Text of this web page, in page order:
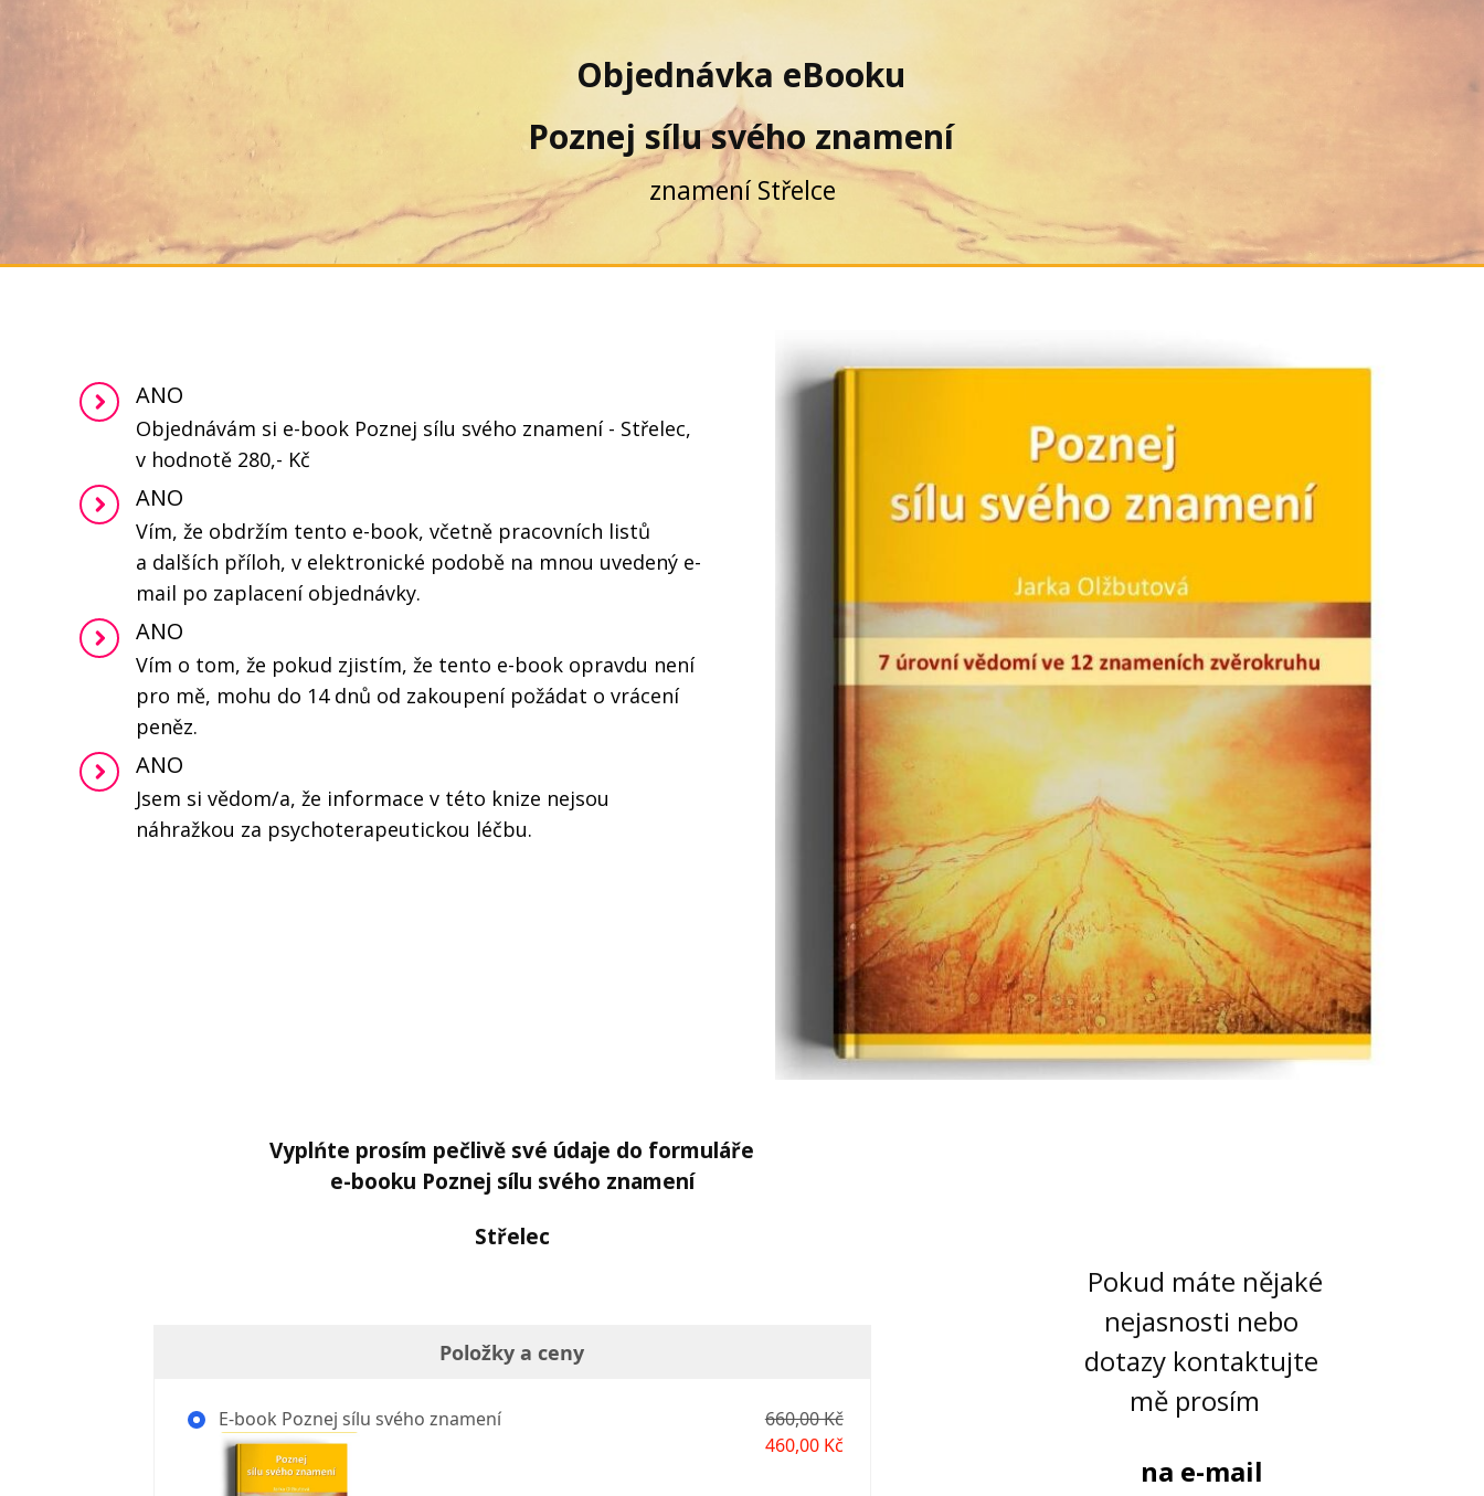
Objednávka eBooku
Poznej sílu svého znamení
znamení Střelce
ANO
Objednávám si e-book Poznej sílu svého znamení - Střelec,
v hodnotě 280,- Kč
ANO
Vím, že obdržím tento e-book, včetně pracovních listů
a dalších příloh, v elektronické podobě na mnou uvedený e-
mail po zaplacení objednávky.
ANO
Vím o tom, že pokud zjistím, že tento e-book opravdu není
pro mě, mohu do 14 dnů od zakoupení požádat o vrácení
peněz.
ANO
Jsem si vědom/a, že informace v této knize nejsou
náhražkou za psychoterapeutickou léčbu.
Vyplńte prosím pečlivě své údaje do formuláře
e-booku Poznej sílu svého znamení
Střelec
Položky a ceny
E-book Poznej sílu svého znamení
660,00 Kč
460,00 Kč
Pokud máte nějaké
nejasnosti nebo
dotazy kontaktujte
mě prosím
na e-mail